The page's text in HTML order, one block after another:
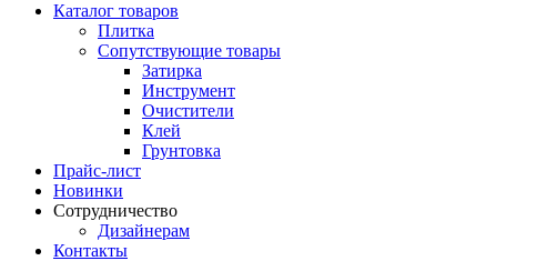
Каталог товаров
Плитка
Сопутствующие товары
Затирка
Инструмент
Очистители
Клей
Грунтовка
Прайс-лист
Новинки
Сотрудничество
Дизайнерам
Контакты